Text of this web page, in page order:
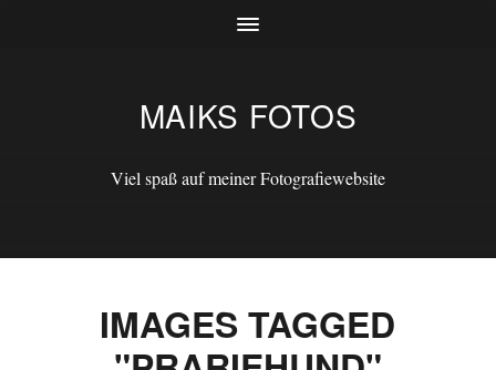
MAIKS FOTOS
Viel spaß auf meiner Fotografiewebsite
IMAGES TAGGED